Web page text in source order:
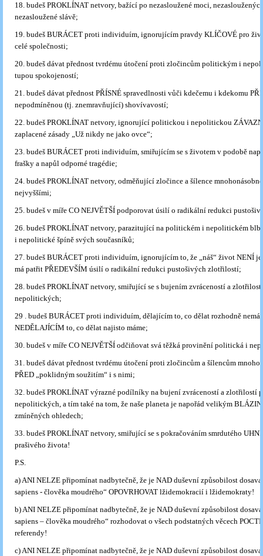
18. budeš PROKLÍNAT netvory, bažící po nezasloužené moci,
nezasloužené slávě;
19. budeš BURÁCET proti individuím, ignorujícím pravdy KLÍČOVÉ pro
celé společnosti;
20. budeš dávat přednost tvrdému útočení proti zločincům politickým i
tupou spokojeností;
21. budeš dávat přednost PŘÍSNÉ spravedlnosti vůči kdečemu i kdekomu
nepodmíněnou (tj. znemravňující) shovívavostí;
22. budeš PROKLÍNAT netvory, ignorující politickou i nepolitickou
zaplacené zásady „Už nikdy ne jako ovce“;
23. budeš BURÁCET proti individuím, smiřujícím se s životem v podobě
frašky a napůl odporné tragédie;
24. budeš PROKLÍNAT netvory, odměňující zločince a šílence
nejvyššími;
25. budeš v míře CO NEJVĚTŠÍ podporovat úsilí o radikální redukci
26. budeš PROKLÍNAT netvory, parazitující na politickém i nepolitickém
i nepolitické špíně svých současníků;
27. budeš BURÁCET proti individuím, ignorujícím to, že „náš“ život NENÍ
má patřit PŘEDEVŠÍM úsilí o radikální redukci pustošivých zlotřilostí;
28. budeš PROKLÍNAT netvory, smiřující se s bujením zvráceností a
nepolitických;
29 . budeš BURÁCET proti individuím, dělajícím to, co dělat rozhodně
NEDĚLAJÍCÍM to, co dělat najisto máme;
30. budeš v míře CO NEJVĚTŠÍ odčiňovat svá těžká provinění politická i
31. budeš dávat přednost tvrdému útočení proti zločincům a šílencům
PŘED „poklidným soužitím“ i s nimi;
32. budeš PROKLÍNAT výrazné podílníky na bujení zvráceností a zlotřilostí
nepolitických, a tím také na tom, že naše planeta je napořád velikým
zmíněných ohledech;
33. budeš PROKLÍNAT netvory, smiřující se s pokračováním smrdutého
prašivého života!
P.S.
a) ANI NELZE připomínat nadbytečně, že je NAD duševní způsobilost
sapiens - člověka moudrého“ OPOVRHOVAT lžidemokracií i lžidemokraty!
b) ANI NELZE připomínat nadbytečně, že je NAD duševní způsobilost
sapiens – člověka moudrého“ rozhodovat o všech podstatných věcech
referendy!
c) ANI NELZE připomínat nadbytečně, že je NAD duševní způsobilost